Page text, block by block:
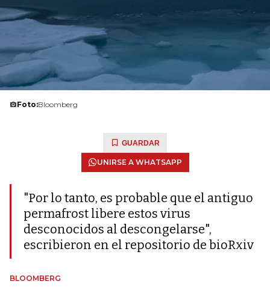
Foto:Bloomberg
GUARDAR
UNIRSE A WHATSAPP
"Por lo tanto, es probable que el antiguo
permafrost libere estos virus
desconocidos al descongelarse",
escribieron en el repositorio de bioRxiv
BLOOMBERG